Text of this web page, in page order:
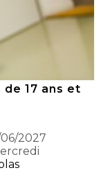
de 17 ans et
2027